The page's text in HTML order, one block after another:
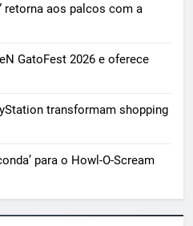
retorna aos palcos com a
GatoFest 2026 e oferece
transformam shopping
para o Howl-O-Scream